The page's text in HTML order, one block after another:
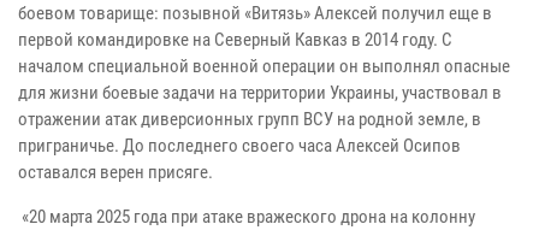
боевом товарище: позывной «Витязь» Алексей получил еще в
первой командировке на Северный Кавказ в 2014 году. С
началом специальной военной операции он выполнял опасные
для жизни боевые задачи на территории Украины, участвовал в
отражении атак диверсионных групп ВСУ на родной земле, в
приграничье. До последнего своего часа Алексей Осипов
оставался верен присяге.
«20 марта 2025 года при атаке вражеского дрона на колонну